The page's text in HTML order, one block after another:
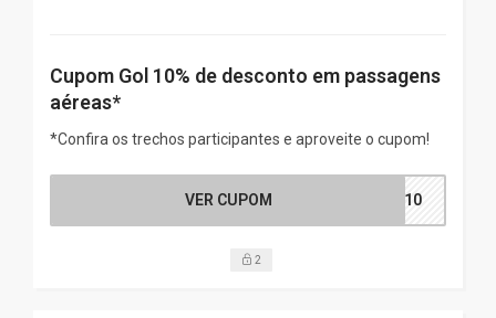
Cupom Gol 10% de desconto em passagens
aéreas*
*Confira os trechos participantes e aproveite o cupom!
VER CUPOM OL10
2